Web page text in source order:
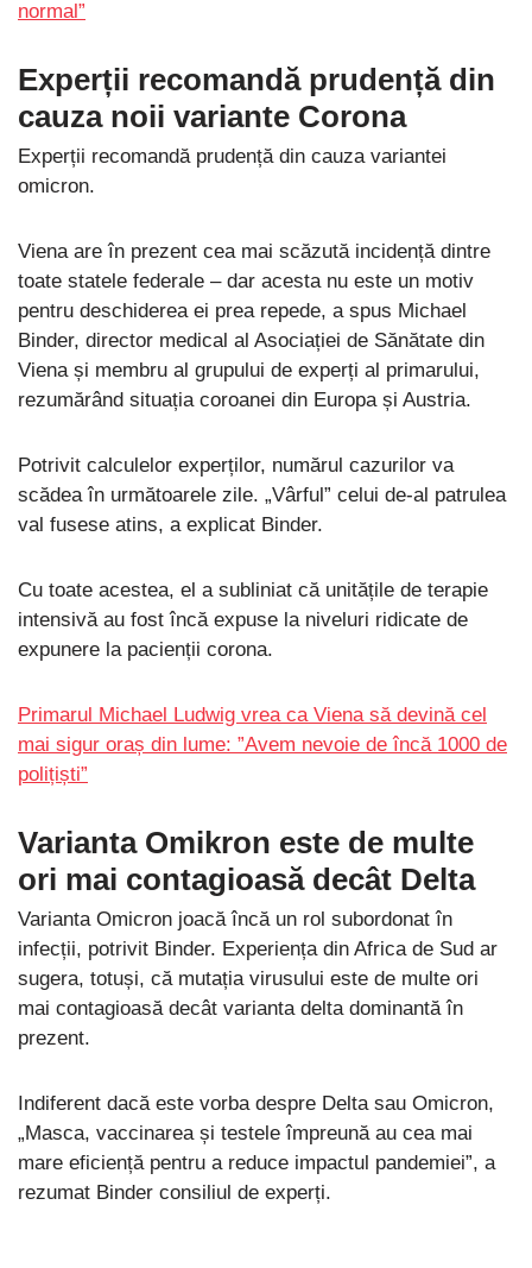
normal”
Experții recomandă prudență din
cauza noii variante Corona
Experții recomandă prudență din cauza variantei
omicron.
Viena are în prezent cea mai scăzută incidență dintre
toate statele federale – dar acesta nu este un motiv
pentru deschiderea ei prea repede, a spus Michael
Binder, director medical al Asociației de Sănătate din
Viena și membru al grupului de experți al primarului,
rezumărând situația coroanei din Europa și Austria.
Potrivit calculelor experților, numărul cazurilor va
scădea în următoarele zile. „Vârful” celui de-al patrulea
val fusese atins, a explicat Binder.
Cu toate acestea, el a subliniat că unitățile de terapie
intensivă au fost încă expuse la niveluri ridicate de
expunere la pacienții corona.
Primarul Michael Ludwig vrea ca Viena să devină cel
mai sigur oraș din lume: ”Avem nevoie de încă 1000 de
polițiști”
Varianta Omikron este de multe
ori mai contagioasă decât Delta
Varianta Omicron joacă încă un rol subordonat în
infecții, potrivit Binder. Experiența din Africa de Sud ar
sugera, totuși, că mutația virusului este de multe ori
mai contagioasă decât varianta delta dominantă în
prezent.
Indiferent dacă este vorba despre Delta sau Omicron,
„Masca, vaccinarea și testele împreună au cea mai
mare eficiență pentru a reduce impactul pandemiei”, a
rezumat Binder consiliul de experți.